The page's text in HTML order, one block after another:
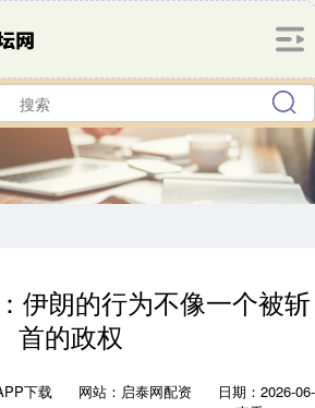
伊朗的行为不像一个被斩
首的政权
下载 网站：启泰网配资
日期：2026-06-